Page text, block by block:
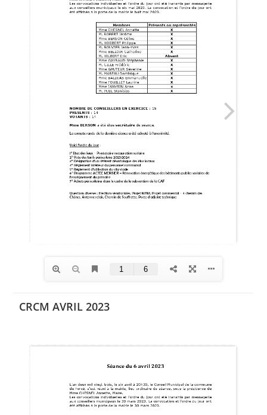
CRCM AVRIL 2023